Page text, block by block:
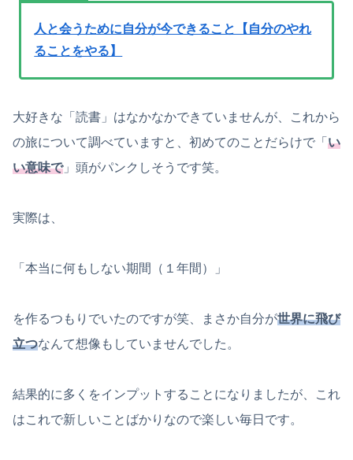
人と会うために自分が今できること【自分のやれ
ることをやる】
大好きな「読書」はなかなかできていませんが、これから
の旅について調べていますと、初めてのことだらけで「 い
い意味で」頭がパンクしそうです笑。
実際は、
「本当に何もしない期間（１年間）」
を作るつもりでいたのですが笑、まさか自分が世界に飛び
立つなんて想像もしていませんでした。
結果的に多くをインプットすることになりましたが、これ
はこれで新しいことばかりなので楽しい毎日です。